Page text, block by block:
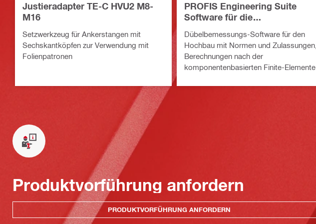
Justieradapter TE-C HVU2 M8-
M16
Setzwerkzeug für Ankerstangen mit
Sechskantköpfen zur Verwendung mit
Folienpatronen
PROFIS Engineering Suite
Software für die
Dübelbemessungs-Software für den
Hochbau mit Normen und Zulassungen,
Berechnungen nach der
komponentenbasierten Finite-Elemente-
Befestigungsmethoden
Produktvorführung anfordern
PRODUKTVORFÜHRUNG ANFORDERN